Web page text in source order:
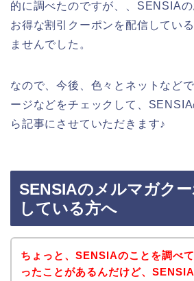
的に調べたのですが、、SENSIA
お得な割引クーポンを配信してい
ませんでした。
なので、今後、色々とネットなど
ージなどをチェックして、
ら記事にさせていただきます♪
SENSIAのメルマガク
している方へ
ちょっと、SENSIAのことを調べ
ったことがあるんだけど、